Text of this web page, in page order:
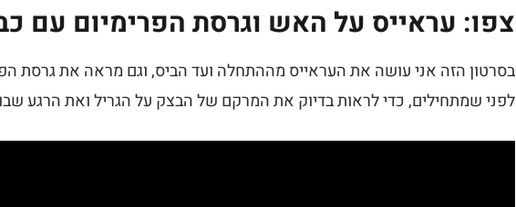
צפו: עראייס על האש וגרסת הפרימיום עם
בסרטון הזה אני עושה את העראייס מההתחלה ועד הביס, וגם מראה את גרסת
לפני שמתחילים, כדי לראות בדיוק את המרקם של הבצק על הגריל ואת הרגע